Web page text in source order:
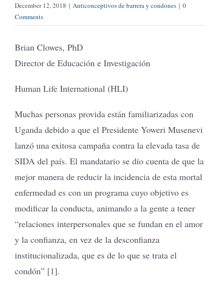
December 12, 2018 | Anticonceptivos de barrera y condones | 0
Comments
Brian Clowes, PhD
Director de Educación e Investigación
Human Life International (HLI)
Muchas personas provida están familiarizadas con
Uganda debido a que el Presidente Yoweri Musenevi
lanzó una exitosa campaña contra la elevada tasa de
SIDA del país. El mandatario se dio cuenta de que la
mejor manera de reducir la incidencia de esta mortal
enfermedad es con un programa cuyo objetivo es
modificar la conducta, animando a la gente a tener
“relaciones interpersonales que se fundan en el amor
y la confianza, en vez de la desconfianza
institucionalizada, que es de lo que se trata el
condón” [1].